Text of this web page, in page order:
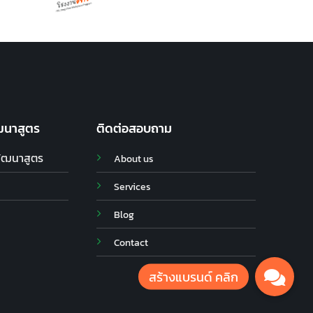
าสูตร
ฒนาสูตร
ติดต่อสอบถาม
About us
Services
Blog
Contact